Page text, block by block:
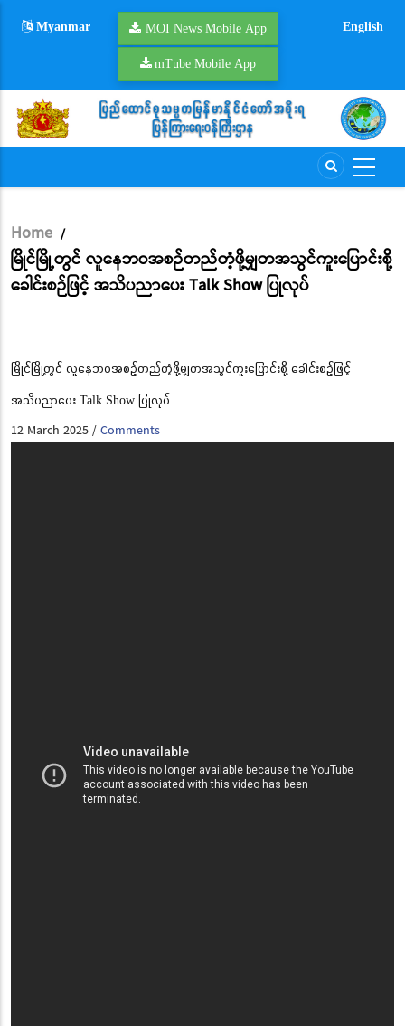
Myanmar MOI News Mobile App
mTube Mobile App
English
Breadcrumb
Home /
မြိုင်မြို့တွင် လူနေဘဝအစဉ်တည်တံ့ဖို့မျှတအသွင်ကူးပြောင်းစို့
ခေါင်းစဉ်ဖြင့် အသိပညာပေး Talk Show ပြုလုပ်
မြိုင်မြို့တွင် လူနေဘဝအစဉ်တည်တံ့ဖို့မျှတအသွင်ကူးပြောင်းစို့ ခေါင်းစဉ်ဖြင့်
အသိပညာပေး Talk Show ပြုလုပ်
12 March 2025/Comments